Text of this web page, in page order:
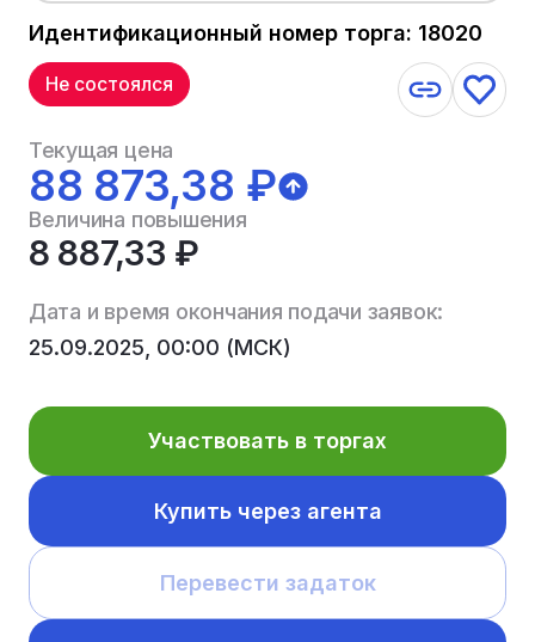
Идентификационный номер торга: 18020
Не состоялся
Текущая цена
88 873,38 ₽
Величина повышения
8 887,33 ₽
Дата и время окончания подачи заявок:
25.09.2025, 00:00 (МСК)
Участвовать в торгах
Купить через агента
Перевести задаток